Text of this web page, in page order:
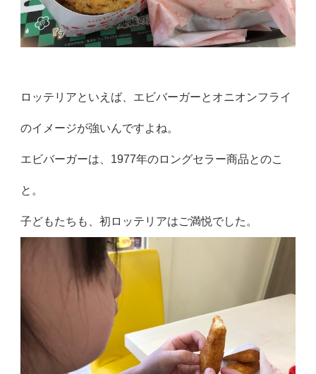
ロッテリアといえば、エビバーガーとオニオンフライ
のイメージが強いんですよね。
エビバーガーは、1977年のロングセラー商品とのこ
と。
子どもたちも、初ロッテリアはご満悦でした。